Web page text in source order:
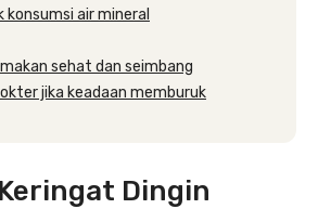
konsumsi air mineral
sehat dan seimbang
jika keadaan memburuk
Dingin